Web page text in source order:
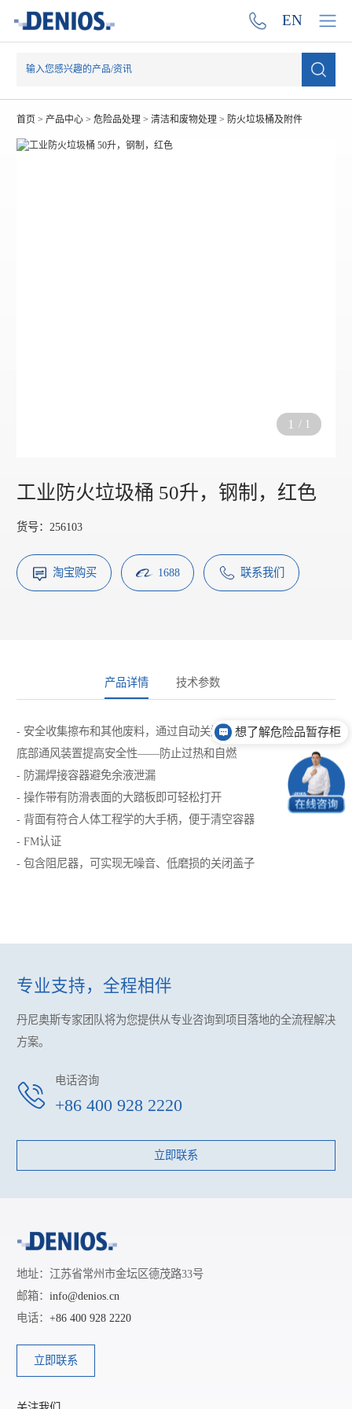
EN
首页 > 产品中心> 危险品处理 > 清洁和废物处理 > 防火垃圾桶及附件
1 / 1
工业防火垃圾桶 50升，钢制，红色
货号：256103
淘宝购买 1688 联系我们
产品详情 技术参数
- 安全收集擦布和其他废料，通过自动关闭的盖子防止起火，通过
底部通风装置提高安全性——防止过热和自燃
- 防漏焊接容器避免余液泄漏
- 操作带有防滑表面的大踏板即可轻松打开
- 背面有符合人体工程学的大手柄，便于清空容器
- FM认证
- 包含阻尼器，可实现无噪音、低磨损的关闭盖子
专业支持，全程相伴
丹尼奥斯专家团队将为您提供从专业咨询到项目落地的全流程解决
方案。
电话咨询
+86 400 928 2220
立即联系
地址：江苏省常州市金坛区德茂路33号
邮箱： info@denios.cn
电话： +86 400 928 2220
立即联系
想了解危险品暂存柜